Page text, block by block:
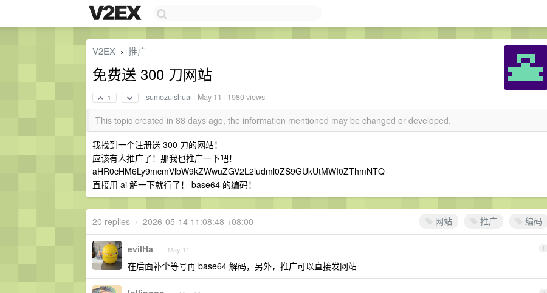
V2EX › 推广
免费送 300 刀网站
1 sumozuishuai · May 11 · 1980 views
This topic created in 88 days ago, the information mentioned may be changed or developed.
我找到一个注册送 300 刀的网站！
应该有人推广了！那我也推广一下吧！
aHR0cHM6Ly9mcmVlbW9kZWwuZGV2L2ludml0ZS9GUkUtMWI0ZThmNTQ
直接用 ai 解一下就行了！ base64 的编码！
网站 推广 编码
20 replies • 2026-05-14 11:08:48 +08:00
1
evilHa May 11
在后面补个等号再 base64 解码，另外，推广可以直接发网站